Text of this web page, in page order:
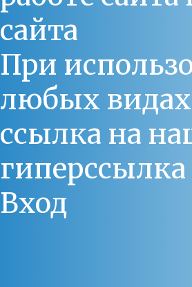
сайта
При
любых
ссылка на
Вход